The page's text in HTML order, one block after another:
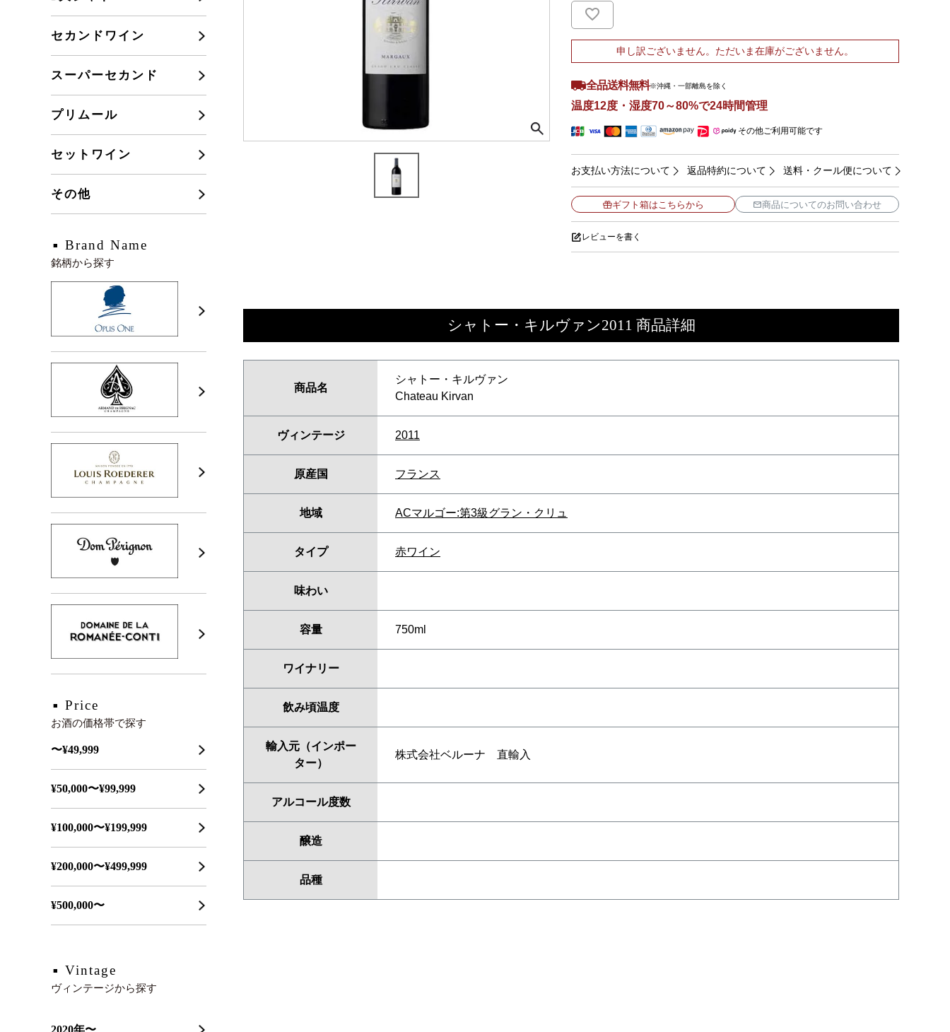
セカンドワイン
スーパーセカンド
プリムール
セットワイン
その他
Brand Name
銘柄から探す
Price
お酒の価格帯で探す
〜¥49,999
¥50,000〜¥99,999
¥100,000〜¥199,999
¥200,000〜¥499,999
¥500,000〜
Vintage
ヴィンテージから探す
申し訳ございません。ただいま在庫がございません。
全品送料無料※沖縄・一部離島を除く
温度12度・湿度70～80%で24時間管理
その他ご利用可能です
お支払い方法について 返品特約について 送料・クール便について
ギフト箱はこちらから 商品についてのお問い合わせ
レビューを書く
シャトー・キルヴァン2011 商品詳細
商品名
シャトー・キルヴァン
Chateau Kirvan
ヴィンテージ 2011
原産国 フランス
地域 ACマルゴー:第3級グラン・クリュ
タイプ 赤ワイン
味わい
容量 750ml
ワイナリー
飲み頃温度
輸入元（インポー
ター）
株式会社ベルーナ 直輸入
アルコール度数
醸造
品種